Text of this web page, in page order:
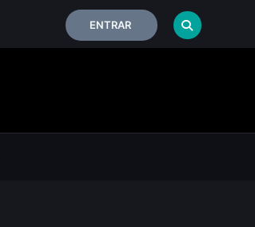
ENTRAR